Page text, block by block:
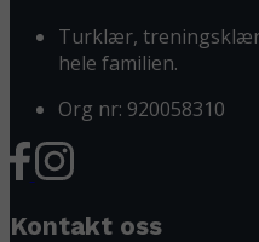
Turklær,
hele familien.
Org nr: 920058310
Kontakt oss